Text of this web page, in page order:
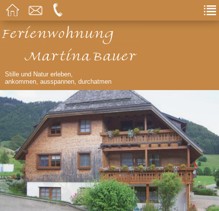
Stille und Natur erleben,
ankommen, ausspannen, durchatmen